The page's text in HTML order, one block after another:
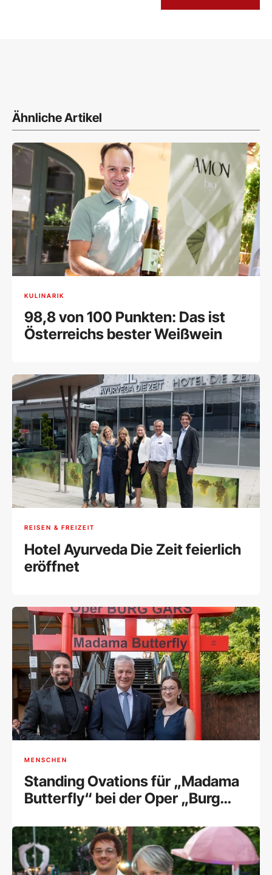
Ähnliche Artikel
KULINARIK
98,8 von 100 Punkten: Das ist
Österreichs bester Weißwein
REISEN & FREIZEIT
Hotel Ayurveda Die Zeit feierlich
eröffnet
MENSCHEN
Standing Ovations für „Madama
Butterfly“ bei der Oper „Burg